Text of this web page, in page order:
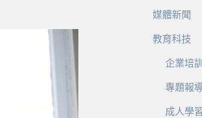
媒體新聞
教育科技
企業培
專題報
成人學